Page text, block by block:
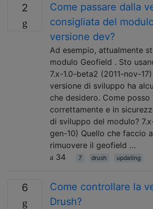
2
Come passare dalla
consigliata del
versione dev?
Ad esempio, attualmente
modulo Geofield . Sto
7.x-1.0-beta2 (2011-nov-
versione di sviluppo ha
che desidero. Come
correttamente e in
di sviluppo del modulo?
gen-10) Quello che faccio
rimuovere il geofield …
34
7 drush updating
6
Come controllare la
Drush?